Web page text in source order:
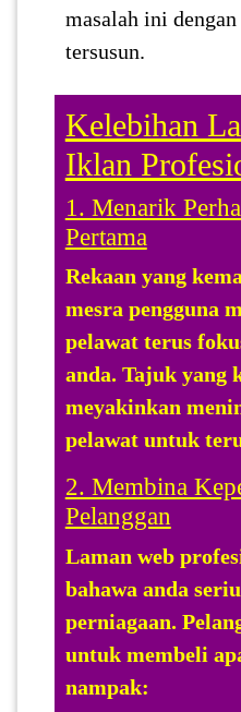
masalah ini
tersusun.
Kelebihan
Iklan
1. Menarik
Pertama
Rekaan yang
mesra pengguna
pelawat terus
anda. Tajuk yang
meyakinkan
pelawat untuk
2. Membina
Pelanggan
Laman web
bahawa anda
perniagaan.
untuk membeli
nampak: